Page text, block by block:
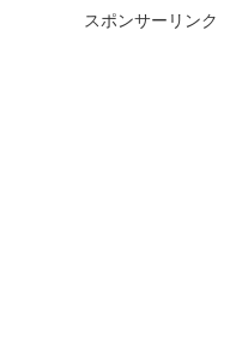
スポンサーリンク